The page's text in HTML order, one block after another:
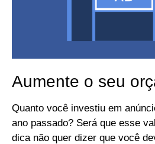
Aumente o seu
Quanto você investiu em
ano passado? Será que esse
dica não quer dizer que você